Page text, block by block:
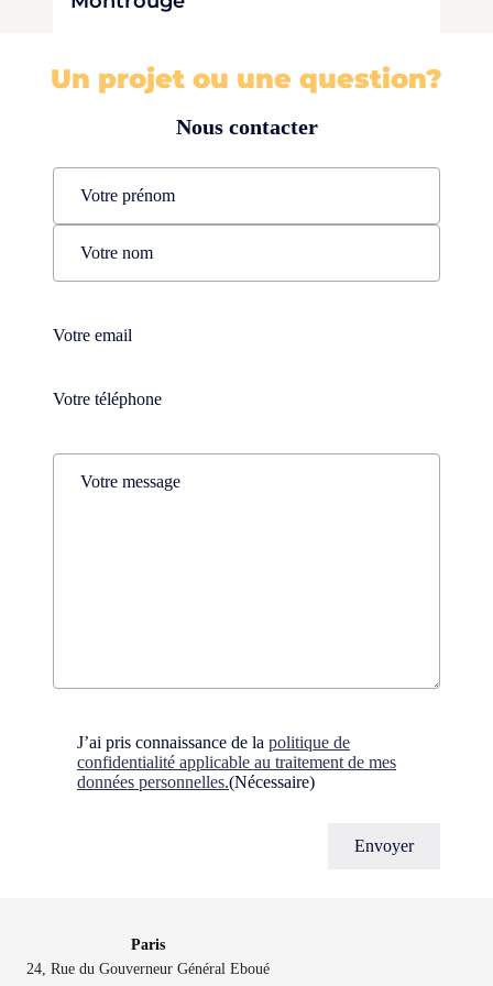
Un projet ou une question?
Nous contacter
Name
Prénom
Téléphone(Nécessaire)
Téléphone(Nécessaire)
Comments
Consent(Nécessaire)
J’ai pris connaissance de la politique de
confidentialité applicable au traitement de mes
données personnelles.(Nécessaire)
Paris
24, Rue du Gouverneur Général Eboué